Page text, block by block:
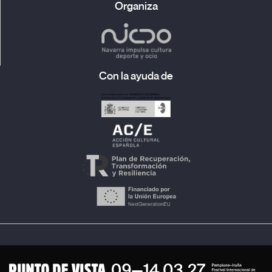
importante movimiento social activista, que los tribunales
procesaran a Chisso por su negligencia y responsabilidad en
el envenenamiento. En las décadas siguientes, las víctimas se
han visto inmersas en interminables procesos de demandas,
así como en debates sobre el reconocimiento de la
enfermedad y el derecho a una indemnización. Los aspectos
documentados, entre otros, por Tsuchimoto Noriaki, quien
llevó a cabo un impresionante trabajo de defensa de estas
comunidades, dirigiendo una larga y comprometida serie de
películas filmadas a lo largo de cuarenta años. El director Hara
Kazuo sigue los pasos de Tsuchimoto, a quien está dedicada
esta película, observando detenidamente «cómo la actitud
lo más profundo de sus corazones». Filmada y editada en un
período de quince años, la película interactúa con un grupo de
personas que disputan un nuevo proceso judicial contra las
(personales, políticas y científicas) que definen este problema
ambiental. La larga duración de la película es esencial para
Organiza
Con la ayuda de